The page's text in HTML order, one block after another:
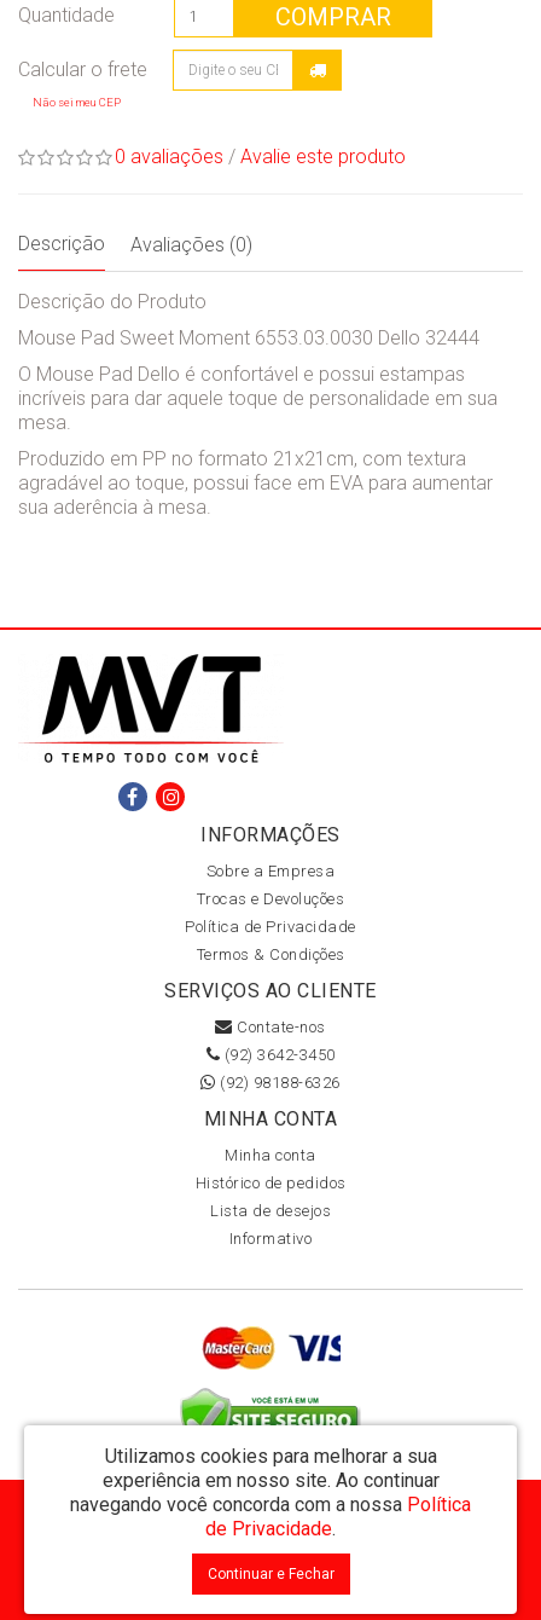
Quantidade COMPRAR
Não sei meu CEP
0 avaliações / Avalie este produto
Descrição Avaliações (0)
Descrição do Produto
Mouse Pad Sweet Moment 6553.03.0030 Dello 32444
O Mouse Pad Dello é confortável e possui estampas
incríveis para dar aquele toque de personalidade em sua
mesa.
Produzido em PP no formato 21x21cm, com textura
agradável ao toque, possui face em EVA para aumentar
sua aderência à mesa.
INFORMAÇÕES
Sobre a Empresa
Trocas e Devoluções
Política de Privacidade
Termos & Condições
SERVIÇOS AO CLIENTE
Contate-nos
(92) 3642-3450
(92) 98188-6326
MINHA CONTA
Minha conta
Histórico de pedidos
Lista de desejos
Informativo
Utilizamos cookies para melhorar a sua
experiência em nosso site. Ao continuar
navegando você concorda com a nossa Política
de Privacidade.
Continuar e Fechar
MVT Comércio de Representação de Livros Ltda - CNPJ: 11.162.894/0001-32
Rua Visconde de Utinga 234 - Parque das Laranjeiras - Manaus / AM - CEP: 69058-810
MVT Livraria © 2026